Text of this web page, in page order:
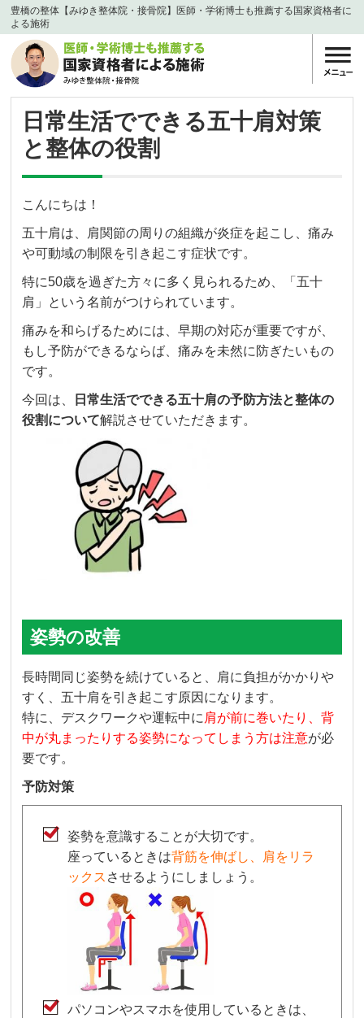
豊橋の整体【みゆき整体院・接骨院】医師・学術博士も推薦する国家資格者に
よる施術
日常生活でできる五十肩対策
と整体の役割
こんにちは！
五十肩は、肩関節の周りの組織が炎症を起こし、痛み
や可動域の制限を引き起こす症状です。
特に50歳を過ぎた方々に多く見られるため、「五十
肩」という名前がつけられています。
痛みを和らげるためには、早期の対応が重要ですが、
もし予防ができるならば、痛みを未然に防ぎたいもの
です。
今回は、
日常生活でできる五十肩の予防方法と整体の
役割について解説させていただきます。
姿勢の改善
長時間同じ姿勢を続けていると、肩に負担がかかりや
すく、五十肩を引き起こす原因になります。
特に、デスクワークや運転中に肩が前に巻いたり、背
中が丸まったりする姿勢になってしまう方は注意が必
要です。
予防対策
姿勢を意識することが大切です。
座っているときは背筋を伸ばし、肩をリラ
ックス させるようにしましょう。
パソコンやスマホを使用しているときは、